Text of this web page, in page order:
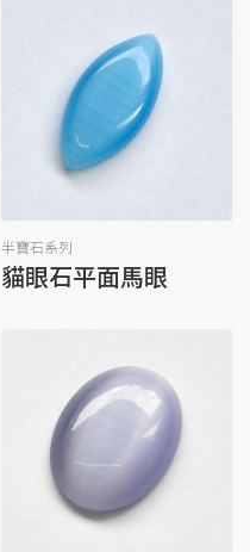
半寶石系列
貓眼石平面馬眼